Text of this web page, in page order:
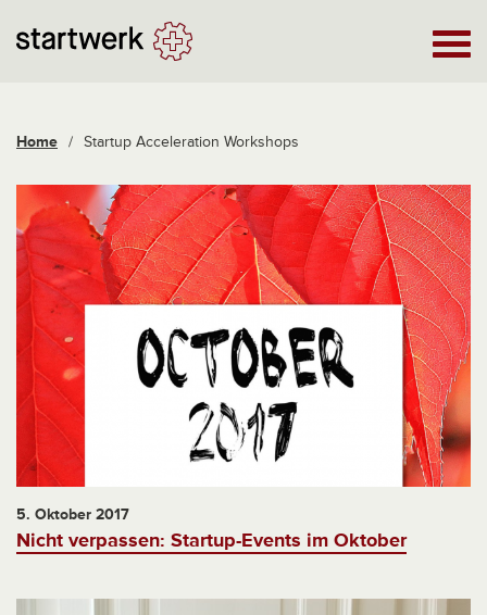
Home / Startup Acceleration Workshops
5. Oktober 2017
Nicht verpassen: Startup-Events im Oktober